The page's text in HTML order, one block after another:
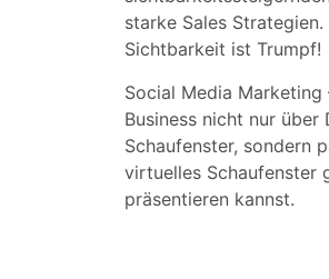
starke Sales
Sichtbarkeit ist Trumpf!
Social Media Marketing
Business nicht nur über
Schaufenster, sondern
virtuelles Schaufenster
präsentieren kannst.